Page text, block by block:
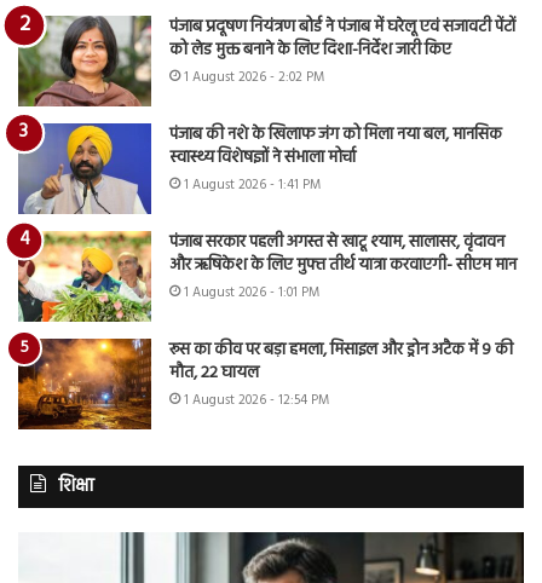
पंजाब प्रदूषण नियंत्रण बोर्ड ने पंजाब में घरेलू एवं सजावटी पेंटों
को लेड मुक्त बनाने के लिए दिशा-निर्देश जारी किए
1 August 2026 - 2:02 PM
पंजाब की नशे के खिलाफ जंग को मिला नया बल, मानसिक
स्वास्थ्य विशेषज्ञों ने संभाला मोर्चा
1 August 2026 - 1:41 PM
पंजाब सरकार पहली अगस्त से खाटू श्याम, सालासर, वृंदावन
और ऋषिकेश के लिए मुफ्त तीर्थ यात्रा करवाएगी- सीएम मान
1 August 2026 - 1:01 PM
रूस का कीव पर बड़ा हमला, मिसाइल और ड्रोन अटैक में 9 की
मौत, 22 घायल
1 August 2026 - 12:54 PM
शिक्षा